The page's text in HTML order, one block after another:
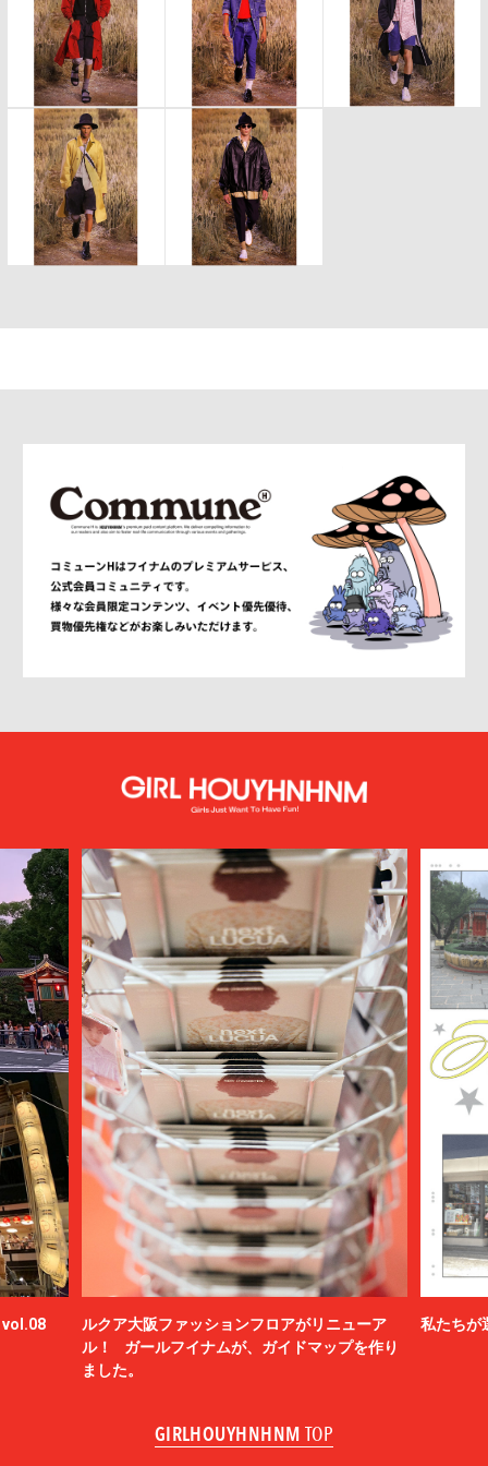
vol.08
ルクア大阪ファッションフロアがリニューア
ル！ ガールフイナムが、ガイドマップを作り
ました。
私たちが
GIRLHOUYHNHNM TOP